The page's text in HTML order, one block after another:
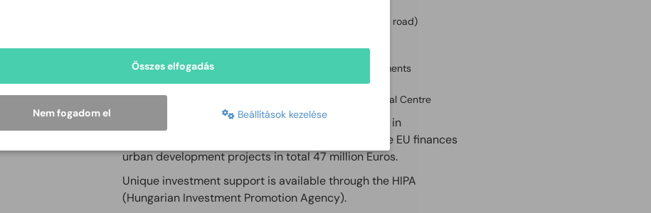
Establishing an Intermodal Container Terminal (train – road)
Strengthening industrial sites with infrastructural elements
Fostering education
Establishment of a Printing Knowledge and Educational Centre
Strengthening the higher educational opportunities in
Békéscsaba. Besides the Modern Cities Program the EU finances
urban development projects in total 47 million Euros.
Unique investment support is available through the HIPA
(Hungarian Investment Promotion Agency).
Összes elfogadás
Nem fogadom el Beállítások kezelése